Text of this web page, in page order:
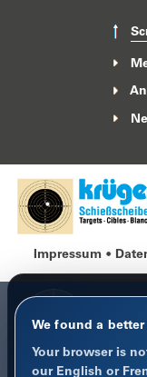
Impressum
We found a
Your browser is
our English or
COOKIE-